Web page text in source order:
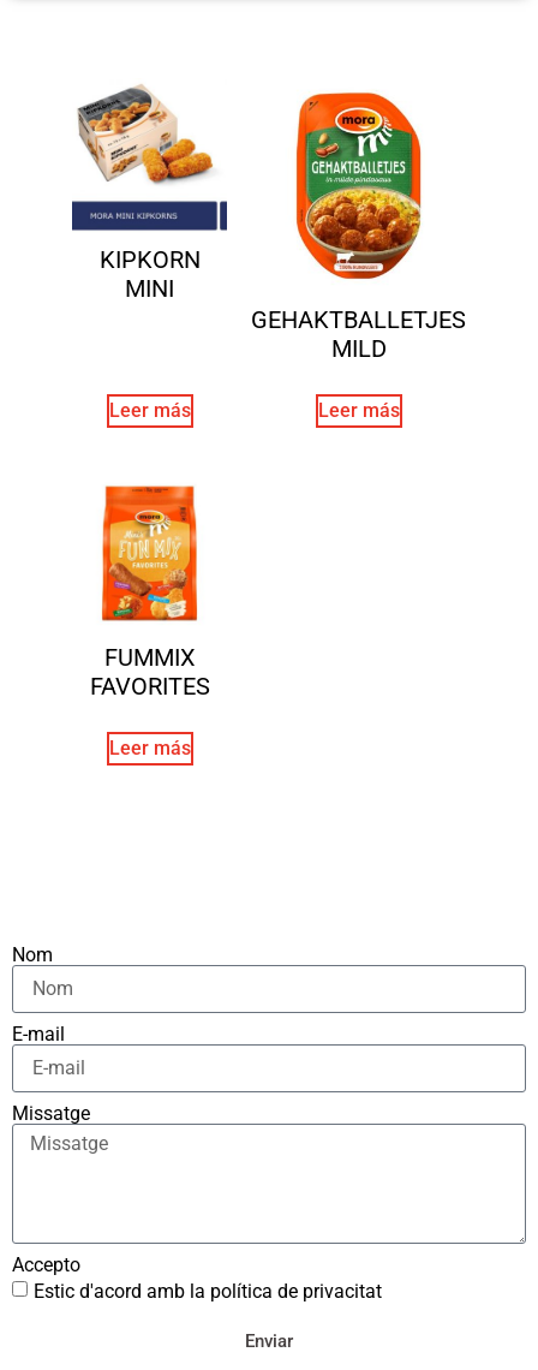
KIPKORN
MINI
Leer más
GEHAKTBALLETJES
MILD
Leer más
FUMMIX
FAVORITES
Leer más
Nom
E-mail
Missatge
Accepto
Estic d'acord amb la política de privacitat
Enviar